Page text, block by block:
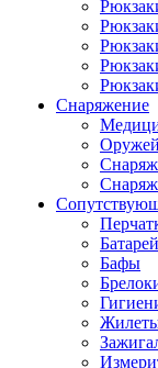
Снаряжение
Бафы